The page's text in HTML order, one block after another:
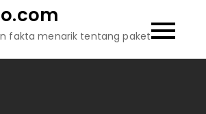
fakta menarik tentang paket